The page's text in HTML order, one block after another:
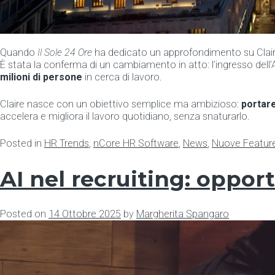
Quando Il Sole 24 Ore ha dedicato un approfondimento su
È stata la conferma di un cambiamento in atto: l’ingresso
milioni di persone in cerca di lavoro.
Claire nasce con un obiettivo semplice ma ambizioso:
accelera e migliora il lavoro quotidiano, senza snaturarlo.
Posted in HR Trends, nCore HR Software, News, Nuove
AI nel recruiting:
Posted on 14 Ottobre 2025 by Margherita Spangaro